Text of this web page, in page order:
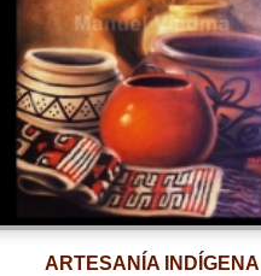
ARTESANÍA INDÍGENA